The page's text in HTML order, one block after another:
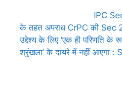
IPC
के तहत अपराध CrPC की Sec
उद्देश्य के लिए ‘एक ही परिणति
श्रृंखला’ के दायरे में नहीं आएगा :